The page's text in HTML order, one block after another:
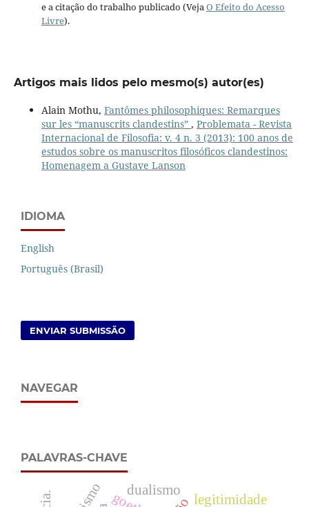
e a citação do trabalho publicado (VejaO Efeito do Acesso
Livre).
Artigos mais lidos pelo mesmo(s) autor(es)
Alain Mothu, Fantômes philosophiques: Remarques
sur les “manuscrits clandestins” , Problemata - Revista
Internacional de Filosofia: v. 4 n. 3 (2013): 100 anos de
estudos sobre os manuscritos filosóficos clandestinos:
Homenagem a Gustave Lanson
IDIOMA
English
Português (Brasil)
ENVIAR SUBMISSÃO
NAVEGAR
PALAVRAS-CHAVE
legitimidade
dualismo